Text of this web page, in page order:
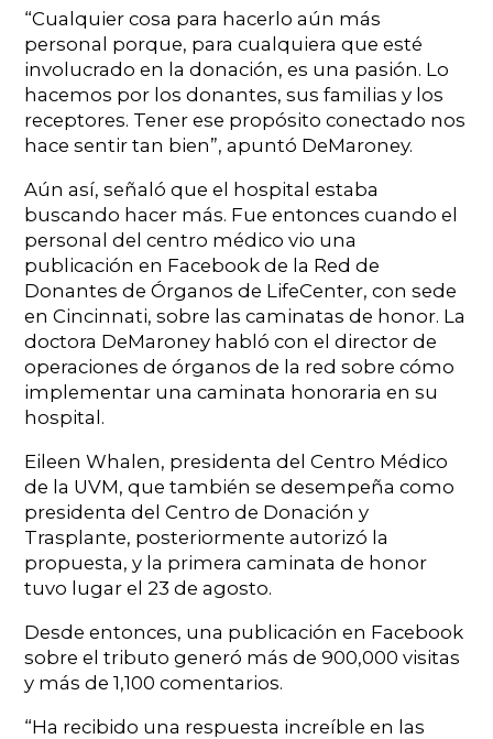
“Cualquier cosa para hacerlo aún más
personal porque, para cualquiera que esté
involucrado en la donación, es una pasión. Lo
hacemos por los donantes, sus familias y los
receptores. Tener ese propósito conectado nos
hace sentir tan bien”, apuntó DeMaroney.
Aún así, señaló que el hospital estaba
buscando hacer más. Fue entonces cuando el
personal del centro médico vio una
publicación en Facebook de la Red de
Donantes de Órganos de LifeCenter, con sede
en Cincinnati, sobre las caminatas de honor. La
doctora DeMaroney habló con el director de
operaciones de órganos de la red sobre cómo
implementar una caminata honoraria en su
hospital.
Eileen Whalen, presidenta del Centro Médico
de la UVM, que también se desempeña como
presidenta del Centro de Donación y
Trasplante, posteriormente autorizó la
propuesta, y la primera caminata de honor
tuvo lugar el 23 de agosto.
Desde entonces, una publicación en Facebook
sobre el tributo generó más de 900,000 visitas
y más de 1,100 comentarios.
“Ha recibido una respuesta increíble en las